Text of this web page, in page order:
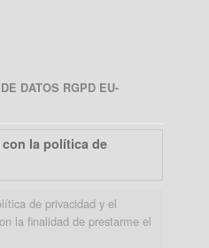
DATOS RGPD EU-
la política de
de privacidad y el
la finalidad de prestarme el